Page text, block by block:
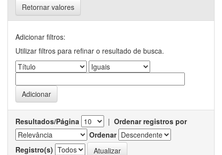
Retornar valores
Adicionar filtros:
Utilizar filtros para refinar o resultado de busca.
Resultados/Página | Ordenar registros por
Ordenar
Registro(s)